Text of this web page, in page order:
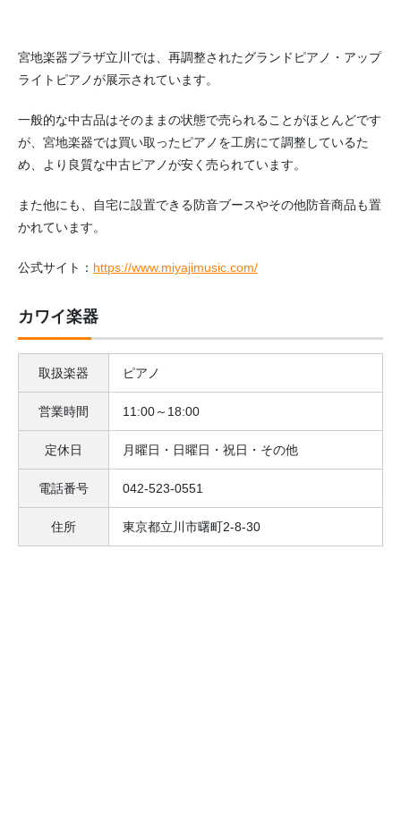
宮地楽器プラザ立川では、再調整されたグランドピアノ・アップ
ライトピアノが展示されています。
一般的な中古品はそのままの状態で売られることがほとんどです
が、宮地楽器では買い取ったピアノを工房にて調整しているた
め、より良質な中古ピアノが安く売られています。
また他にも、自宅に設置できる防音ブースやその他防音商品も置
かれています。
公式サイト： https://www.miyajimusic.com/
カワイ楽器
取扱楽器 ピアノ
営業時間 11:00～18:00
定休日 月曜日・日曜日・祝日・その他
電話番号 042-523-0551
住所 東京都立川市曙町2-8-30